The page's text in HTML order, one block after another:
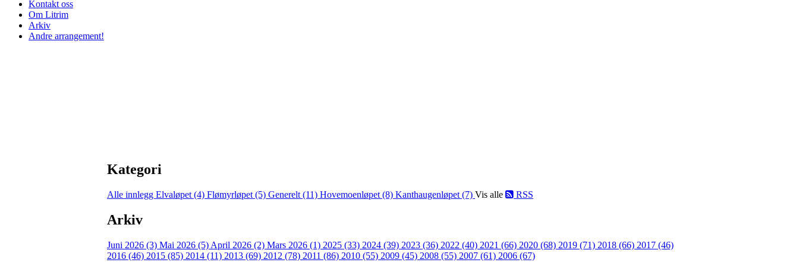
Kontakt oss
Om Litrim
Arkiv
Andre arrangement!
Kategori
Alle innlegg Elvaløpet (4) Flømyrløpet (5) Generelt (11) Hovemoenløpet (8) Kanthaugenløpet (7) Vis alle RSS
Arkiv
Juni 2026 (3) Mai 2026 (5) April 2026 (2) Mars 2026 (1) 2025 (33) 2024 (39) 2023 (36) 2022 (40) 2021 (66) 2020 (68) 2019 (71) 2018 (66) 2017 (46)
2016 (46) 2015 (85) 2014 (11) 2013 (69) 2012 (78) 2011 (86) 2010 (55) 2009 (45) 2008 (55) 2007 (61) 2006 (67)